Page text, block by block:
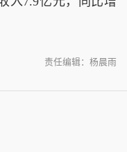
责任编辑：杨晨雨